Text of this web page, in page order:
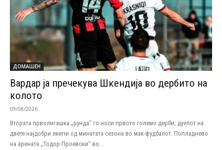
ДОМАШЕН
Вардар ја пречекува Шкендија во дербито на
колото
09/08/2026
Втората прволигашка „рунда“ го носи првото големо дерби, дуелот на
двете најдобри екипи од минатата сезона во мак-фудбалот. Попладнево
на арената „Тодор Проевски“ во...